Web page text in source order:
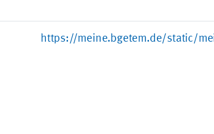
https://meine.bgetem.de/static/